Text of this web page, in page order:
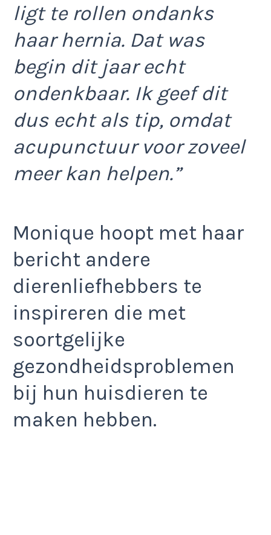
ligt te rollen ondanks
haar hernia. Dat was
begin dit jaar echt
ondenkbaar. Ik geef dit
dus echt als tip, omdat
acupunctuur voor zoveel
meer kan helpen.”
Monique hoopt met haar
bericht andere
dierenliefhebbers te
inspireren die met
soortgelijke
gezondheidsproblemen
bij hun huisdieren te
maken hebben.